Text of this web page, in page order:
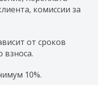
комиссии за
от сроков
взноса.
10%.